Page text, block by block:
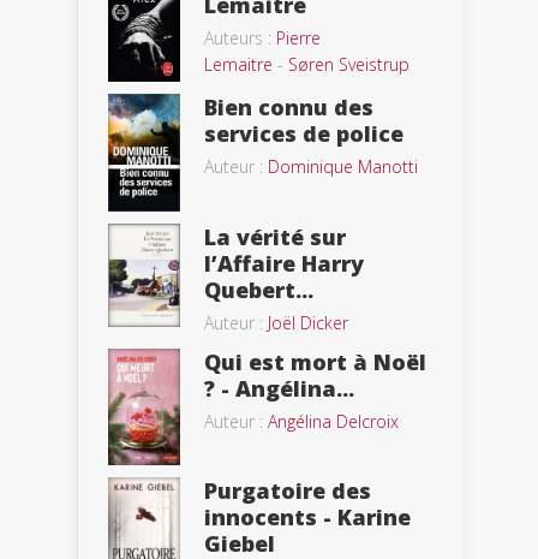
Auteurs : Pierre
Lemaitre - Søren Sveistrup
Bien connu des
services de police
Auteur : Dominique Manotti
La vérité sur
l’Affaire Harry
Quebert...
Auteur : Joël Dicker
Qui est mort à Noël
? - Angélina...
Auteur : Angélina Delcroix
Purgatoire des
innocents - Karine
Giebel